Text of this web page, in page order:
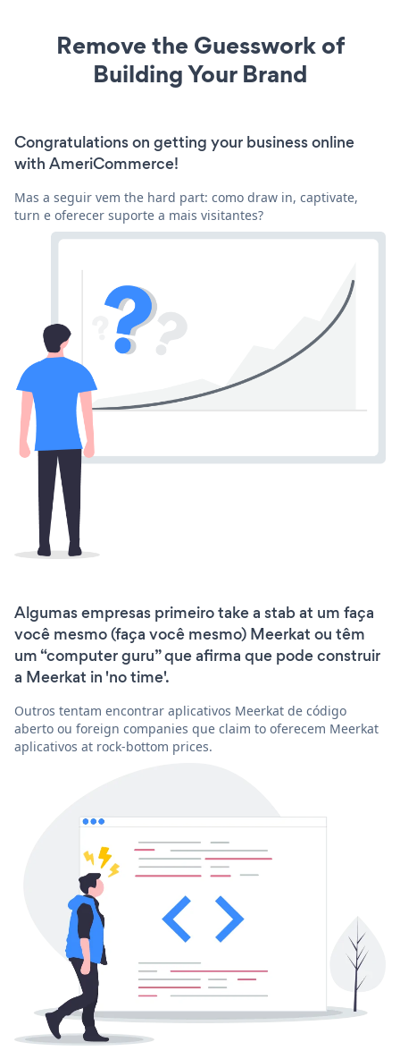
Remove the Guesswork of
Building Your Brand
Congratulations on getting your business online
with AmeriCommerce!
Mas a seguir vem the hard part: como draw in, captivate,
turn e oferecer suporte a mais visitantes?
Algumas empresas primeiro take a stab at um faça
você mesmo (faça você mesmo) Meerkat ou têm
um “computer guru” que afirma que pode construir
a Meerkat in 'no time'.
Outros tentam encontrar aplicativos Meerkat de código
aberto ou foreign companies que claim to oferecem Meerkat
aplicativos at rock-bottom prices.